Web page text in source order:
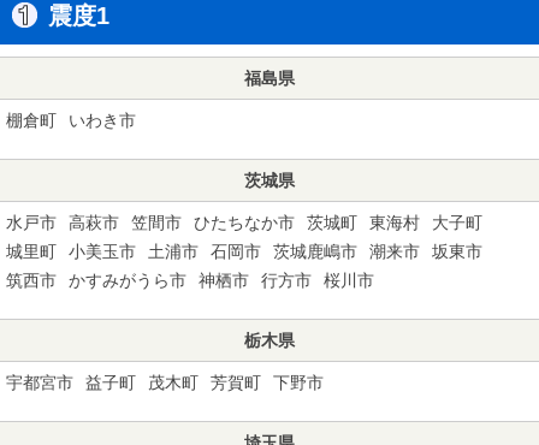
震度1
福島県
棚倉町 いわき市
茨城県
水戸市 高萩市 笠間市 ひたちなか市 茨城町 東海村
大子町
城里町
小美玉市 土浦市 石岡市 茨城鹿嶋市 潮来市
坂東市
筑西市
かすみがうら市 神栖市 行方市 桜川市
栃木県
宇都宮市 益子町 茂木町 芳賀町 下野市